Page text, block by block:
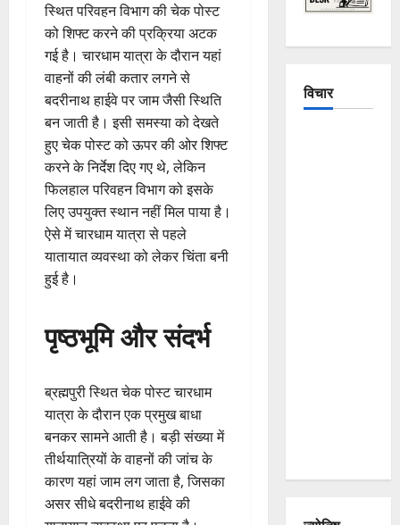
स्थित परिवहन विभाग की चेक पोस्ट
को शिफ्ट करने की प्रक्रिया अटक
गई है। चारधाम यात्रा के दौरान यहां
वाहनों की लंबी कतार लगने से
बदरीनाथ हाईवे पर जाम जैसी स्थिति
बन जाती है। इसी समस्या को देखते
हुए चेक पोस्ट को ऊपर की ओर शिफ्ट
करने के निर्देश दिए गए थे, लेकिन
फिलहाल परिवहन विभाग को इसके
लिए उपयुक्त स्थान नहीं मिल पाया है।
ऐसे में चारधाम यात्रा से पहले
यातायात व्यवस्था को लेकर चिंता बनी
हुई है।
पृष्ठभूमि और संदर्भ
ब्रह्मपुरी स्थित चेक पोस्ट चारधाम
यात्रा के दौरान एक प्रमुख बाधा
बनकर सामने आती है। बड़ी संख्या में
तीर्थयात्रियों के वाहनों की जांच के
कारण यहां जाम लग जाता है, जिसका
असर सीधे बदरीनाथ हाईवे की
विचार